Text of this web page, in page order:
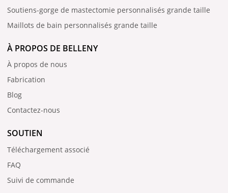
Soutiens-gorge de mastectomie personnalisés grande taille
Maillots de bain personnalisés grande taille
À PROPOS DE BELLENY
À propos de nous
Fabrication
Blog
Contactez-nous
SOUTIEN
Téléchargement associé
FAQ
Suivi de commande